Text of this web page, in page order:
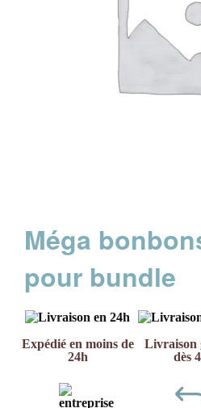
Méga
pour bundle
Expédié en moins de
24h
Livraison
dès